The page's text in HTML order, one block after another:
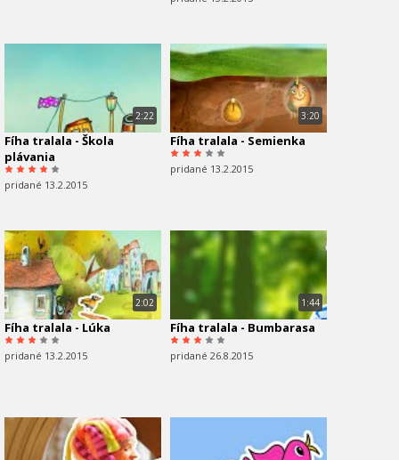
2:22
Fíha tralala - Škola
plávania
pridané 13.2.2015
3:20
Fíha tralala - Semienka
pridané 13.2.2015
2:02
Fíha tralala - Lúka
pridané 13.2.2015
1:44
Fíha tralala - Bumbarasa
pridané 26.8.2015